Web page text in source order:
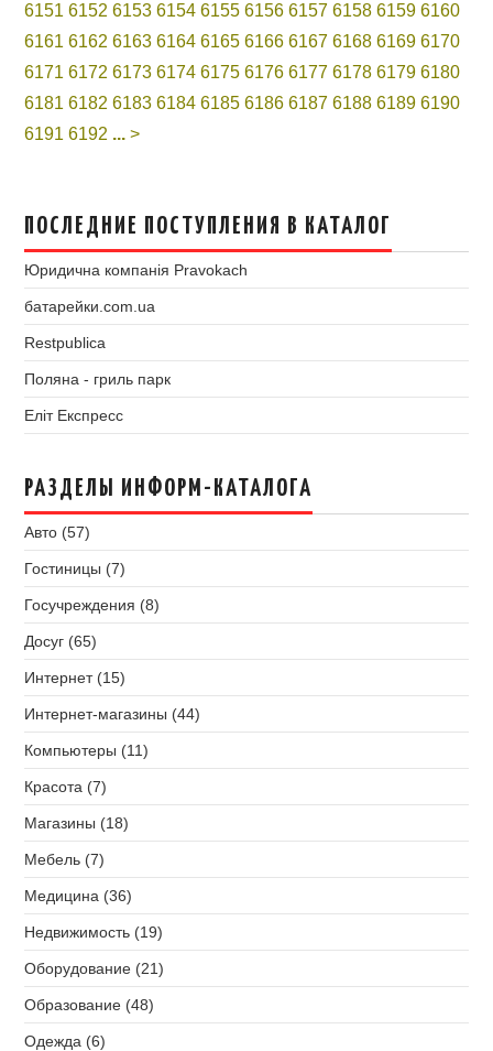
6151 6152 6153 6154 6155 6156 6157 6158 6159 6160
6161 6162 6163 6164 6165 6166 6167 6168 6169 6170
6171 6172 6173 6174 6175 6176 6177 6178 6179 6180
6181 6182 6183 6184 6185 6186 6187 6188 6189 6190
6191 6192 ... >
ПОСЛЕДНИЕ ПОСТУПЛЕНИЯ В КАТАЛОГ
Юридична компанія Pravokach
батарейки.com.ua
Restpublica
Поляна - гриль парк
Еліт Експресс
РАЗДЕЛЫ ИНФОРМ-КАТАЛОГА
Авто (57)
Гостиницы (7)
Госучреждения (8)
Досуг (65)
Интернет (15)
Интернет-магазины (44)
Компьютеры (11)
Красота (7)
Магазины (18)
Мебель (7)
Медицина (36)
Недвижимость (19)
Оборудование (21)
Образование (48)
Одежда (6)